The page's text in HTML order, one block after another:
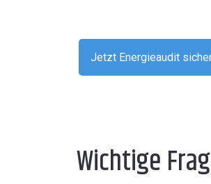
Jetzt Energieaudit
Wichtige